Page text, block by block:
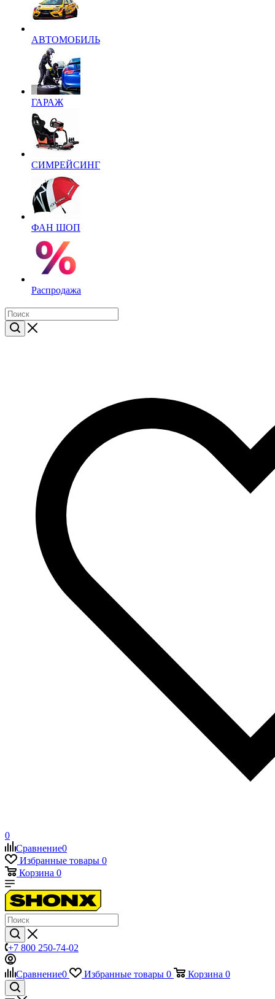
АВТОМОБИЛЬ
ГАРАЖ
СИМРЕЙСИНГ
ФАН ШОП
Распродажа
0
Сравнение0
Избранные товары 0
Корзина 0
+7 800 250-74-02
Сравнение0 Избранные товары 0 Корзина 0